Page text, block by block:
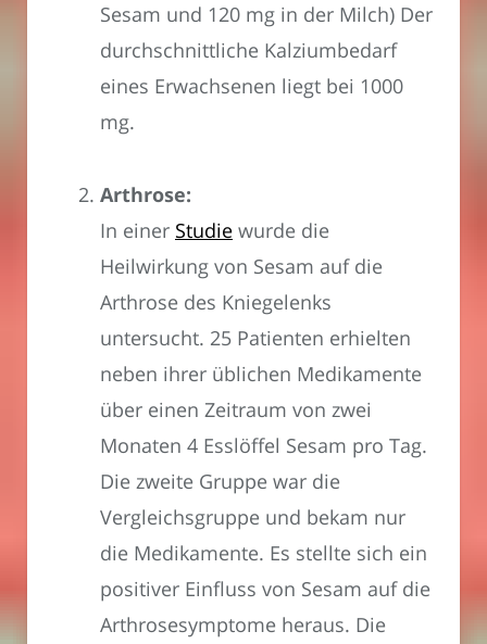
Sesam und 120 mg in der Milch) Der
durchschnittliche Kalziumbedarf
eines Erwachsenen liegt bei 1000
mg.
Arthrose:
In einer Studie wurde die
Heilwirkung von Sesam auf die
Arthrose des Kniegelenks
untersucht. 25 Patienten erhielten
neben ihrer üblichen Medikamente
über einen Zeitraum von zwei
Monaten 4 Esslöffel Sesam pro Tag.
Die zweite Gruppe war die
Vergleichsgruppe und bekam nur
die Medikamente. Es stellte sich ein
positiver Einfluss von Sesam auf die
Arthrosesymptome heraus. Die